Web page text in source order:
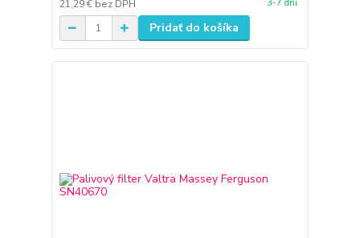
21,29 € bez DPH 3-7 dni
Pridať do košíka